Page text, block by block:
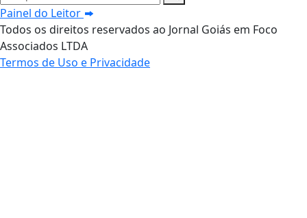
Painel do Leitor
Todos os direitos reservados ao Jornal Goiás em Foco
Associados LTDA
Termos de Uso e Privacidade